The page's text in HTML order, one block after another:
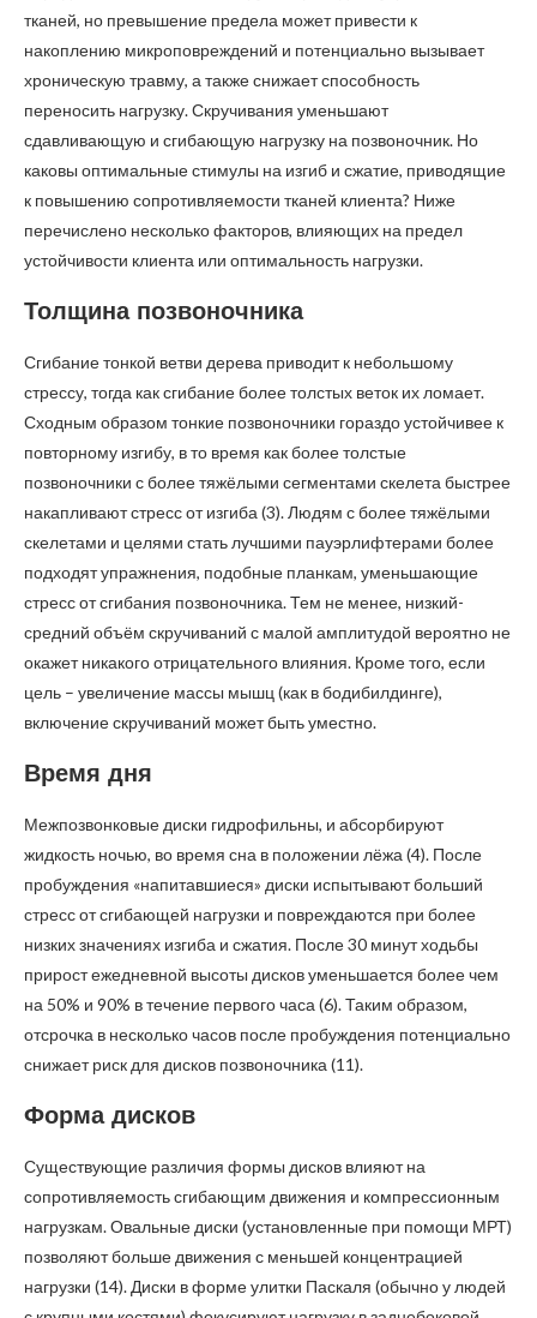
тканей, но превышение предела может привести к
накоплению микроповреждений и потенциально вызывает
хроническую травму, а также снижает способность
переносить нагрузку. Скручивания уменьшают
сдавливающую и сгибающую нагрузку на позвоночник. Но
каковы оптимальные стимулы на изгиб и сжатие, приводящие
к повышению сопротивляемости тканей клиента? Ниже
перечислено несколько факторов, влияющих на предел
устойчивости клиента или оптимальность нагрузки.
Толщина позвоночника
Сгибание тонкой ветви дерева приводит к небольшому
стрессу, тогда как сгибание более толстых веток их ломает.
Сходным образом тонкие позвоночники гораздо устойчивее к
повторному изгибу, в то время как более толстые
позвоночники с более тяжёлыми сегментами скелета быстрее
накапливают стресс от изгиба (3). Людям с более тяжёлыми
скелетами и целями стать лучшими пауэрлифтерами более
подходят упражнения, подобные планкам, уменьшающие
стресс от сгибания позвоночника. Тем не менее, низкий-
средний объём скручиваний с малой амплитудой вероятно не
окажет никакого отрицательного влияния. Кроме того, если
цель – увеличение массы мышц (как в бодибилдинге),
включение скручиваний может быть уместно.
Время дня
Межпозвонковые диски гидрофильны, и абсорбируют
жидкость ночью, во время сна в положении лёжа (4). После
пробуждения «напитавшиеся» диски испытывают больший
стресс от сгибающей нагрузки и повреждаются при более
низких значениях изгиба и сжатия. После 30 минут ходьбы
прирост ежедневной высоты дисков уменьшается более чем
на 50% и 90% в течение первого часа (6). Таким образом,
отсрочка в несколько часов после пробуждения потенциально
снижает риск для дисков позвоночника (11).
Форма дисков
Существующие различия формы дисков влияют на
сопротивляемость сгибающим движения и компрессионным
нагрузкам. Овальные диски (установленные при помощи МРТ)
позволяют больше движения с меньшей концентрацией
нагрузки (14). Диски в форме улитки Паскаля (обычно у людей